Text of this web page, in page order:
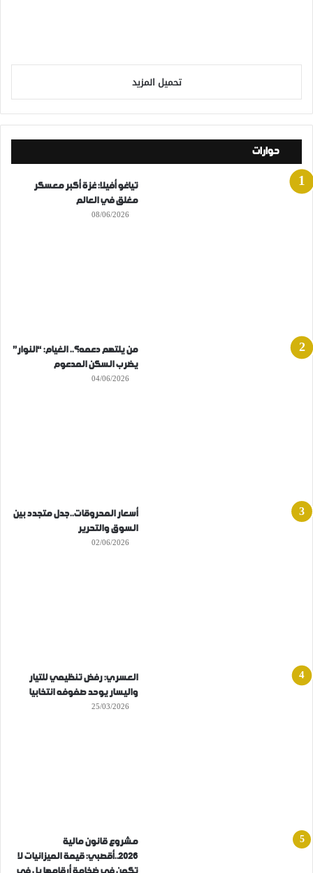
تحميل المزيد
حوارات
تياغو أفيلا: غزة أكبر معسكر
مغلق في العالم
08/06/2026
من يلتهم دعمه؟.. الغيام: “النوار”
يضرب السكن المدعوم
04/06/2026
أسعار المحروقات..جدل متجدد بين
السوق والتحرير
02/06/2026
العسري: رفض تنظيمي للتيار
واليسار يوحد صفوفه انتخابيا
25/03/2026
مشروع قانون مالية
2026..أقصبي: قيمة الميزانيات لا